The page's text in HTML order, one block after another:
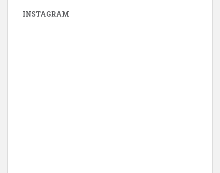
INSTAGRAM